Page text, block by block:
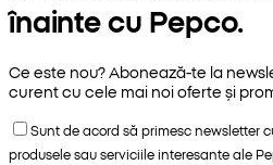
înainte cu Pepco.
Ce este nou? Abonează-te la
curent cu cele mai noi oferte și
Sunt de acord să primesc newsletter
produsele sau serviciile interesante ale